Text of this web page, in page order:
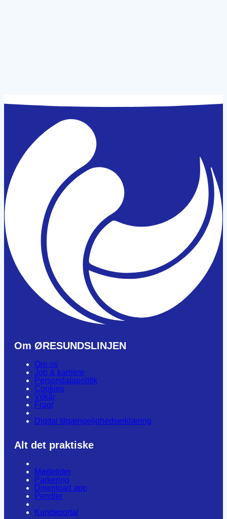
Om ØRESUNDSLINJEN
Om os
Job & karriere
Persondatapolitik
Cookies
Vilkår
Fragt
Digital tilgængelighedserklæring
Alt det praktiske
Mødetider
Parkering
Download app
Pendler
Kundeportal